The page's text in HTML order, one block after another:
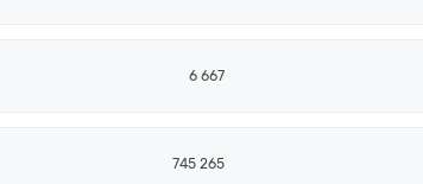
6 667
745 265